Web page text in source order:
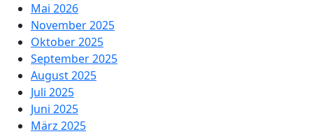
Mai 2026
November 2025
Oktober 2025
September 2025
August 2025
Juli 2025
Juni 2025
März 2025